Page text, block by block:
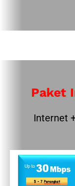
Paket
Internet